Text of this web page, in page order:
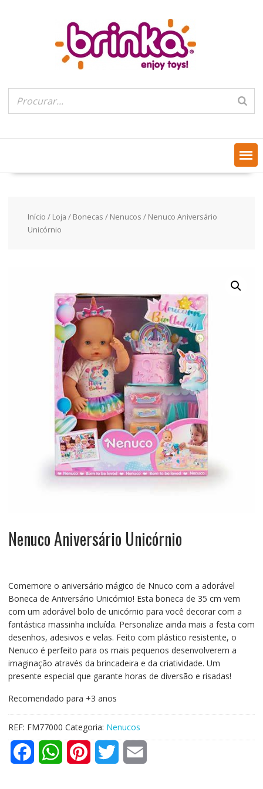
Início / Loja / Bonecas / Nenucos / Nenuco Aniversário
Unicórnio
Nenuco Aniversário Unicórnio
Comemore o aniversário mágico de Nnuco com a adorável
Boneca de Aniversário Unicórnio! Esta boneca de 35 cm vem
com um adorável bolo de unicórnio para você decorar com a
fantástica massinha incluída. Personalize ainda mais a festa com
desenhos, adesivos e velas. Feito com plástico resistente, o
Nenuco é perfeito para os mais pequenos desenvolverem a
imaginação através da brincadeira e da criatividade. Um
presente especial que garante horas de diversão e risadas!
Recomendado para +3 anos
REF: FM77000 Categoria: Nenucos
W